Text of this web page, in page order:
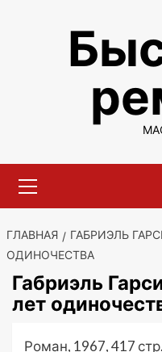
содержимому
меню
ГЛАВНАЯ
ГАБРИЭЛЬ
ОДИНОЧЕСТВА
Габриэль
лет
Роман, 1967, 417